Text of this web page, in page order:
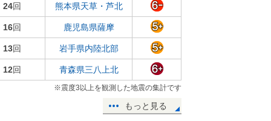
24回 熊本県天草・芦北
16回 鹿児島県薩摩
13回 岩手県内陸北部
12回 青森県三八上北
※震度3以上を観測した地震の集計です
もっと見る